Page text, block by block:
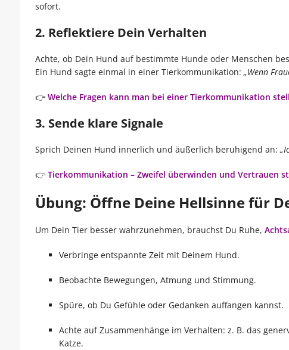
sofort.
2. Reflektiere Dein Verhalten
Achte, ob Dein Hund auf bestimmte Hunde oder Menschen
Ein Hund sagte einmal in einer Tierkommunikation: „Wenn
👉 Welche Fragen kann man bei einer Tierkommunikation
3. Sende klare Signale
Sprich Deinen Hund innerlich und äußerlich beruhigend an:
👉 Tierkommunikation – Zweifel überwinden und Vertrauen
Übung: Öffne Deine Hellsinne für
Um Dein Tier besser wahrzunehmen, brauchst Du Ruhe,
Verbringe entspannte Zeit mit Deinem Hund.
Beobachte Bewegungen, Atmung und Stimmung.
Spüre, ob Du Gefühle oder Gedanken auffangen kannst.
Achte auf Zusammenhänge im Verhalten: z. B. das
Katze.